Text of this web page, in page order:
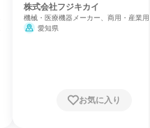
株式会社フジキカイ
機械・医療機器メーカー、商用・産業
サービス、一般的な修理・メンテナンス
愛知県
お気に入り